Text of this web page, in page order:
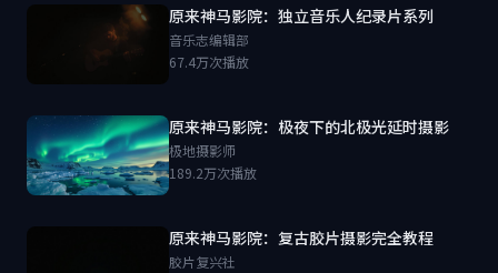
原来神马影院：独立音乐人纪录片系列
音乐志编辑部
67.4万次播放
原来神马影院：极夜下的北极光延时摄影
极地摄影师
189.2万次播放
原来神马影院：复古胶片摄影完全教程
胶片复兴社